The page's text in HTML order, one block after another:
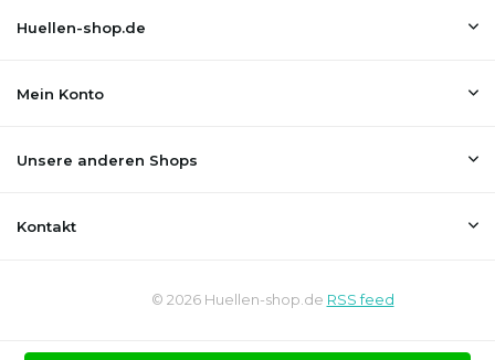
Huellen-shop.de
Mein Konto
Unsere anderen Shops
Kontakt
© 2026 Huellen-shop.de RSS feed